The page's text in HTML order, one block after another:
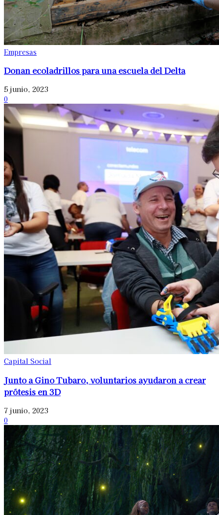
Empresas
Donan ecoladrillos para una escuela del Delta
5 junio, 2023
0
Capital Social
Junto a Gino Tubaro, voluntarios ayudaron a crear
prótesis en 3D
7 junio, 2023
0